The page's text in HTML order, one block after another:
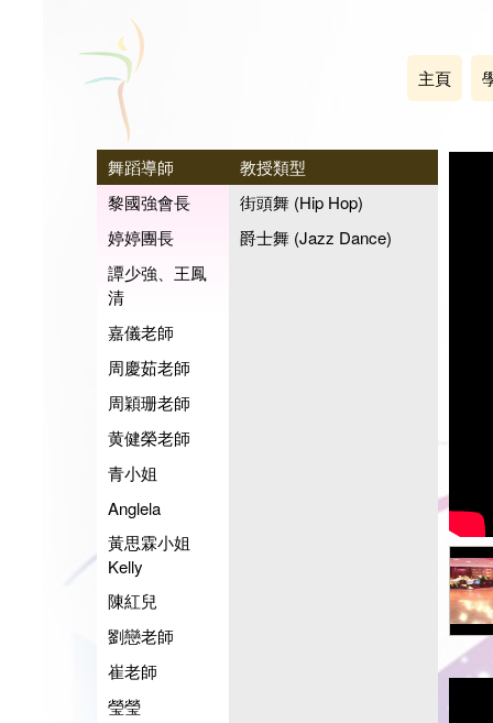
主頁
舞蹈導師
黎國強會長
婷婷團長
譚少強、王鳳
清
嘉儀老師
周慶茹老師
周穎珊老師
黄健榮老師
青小姐
Anglela
黃思霖小姐
Kelly
陳紅兒
劉戀老師
崔老師
瑩瑩
教授類型
街頭舞 (Hip Hop)
爵士舞 (Jazz Dance)